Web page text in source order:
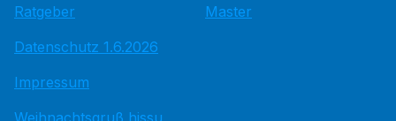
Ratgeber
Datenschutz 1.6.2026
Impressum
Weihnachtsgruß hissu
Master